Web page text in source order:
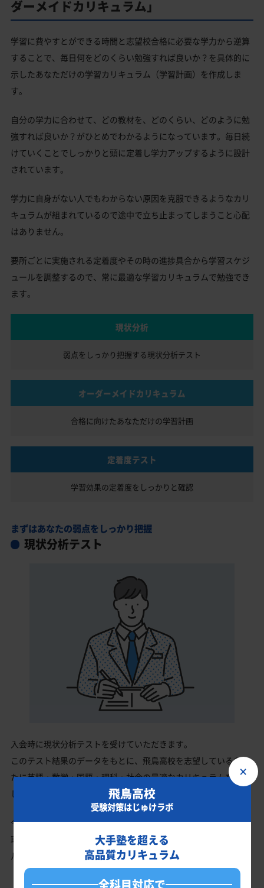
ダーメイドカリキュラム」
学習に費やすとができる時間と志望校合格に必要な学力から逆算
することで、毎日何をどのくらい勉強すれば良いか？を具体的に
示したあなただけの学習カリキュラム（学習計画）を作成しま
す。
自分の学力に合わせて、どの教材を、どのくらい、どのように勉
強すれば良いか？がひとめでわかるようになっています。毎日続
けていくことでしっかりと頭に定着し学力アップするように設計
されています。
学力に自身がない人でもわからない原因を克服できるようなカリ
キュラムが組まれているので途中で立ち止まってしまうこと心配
はありません。
要所ごとに実施される定着度やその時の進捗具合から学習スケジ
ュールを調整するので、常に最適な学習カリキュラムで勉強でき
ます。
現状分析
弱点をしっかり把握する現状分析テスト
オーダーメイドカリキュラム
合格に向けたあなただけの学習計画
定着度テスト
学習効果の定着度を しっかりと確認
まずはあなたの弱点をしっかり把握
現状分析テスト
入会時に現状分析テストを受けていただきます。
このテスト結果のデータをもとに、飛鳥高校を志望しているあな
たに英語・数学・国語・理科・社会の最適なカリキュラムを作成
します。
今の成績・偏差値から飛鳥高校の入試で確実に合格最低点以上を
取る、余裕を持って合格点を取るための勉強法、学習スケジュー
ルを明確にします。
×
飛鳥高校
受験対策はじゅけラボ
大手塾を超える
高品質カリキュラム
全科目対応で